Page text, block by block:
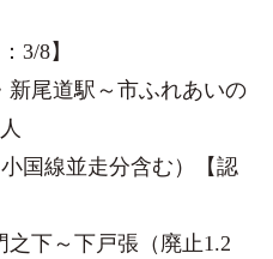
3/8】
新尾道駅～市ふれあいの
国線並走分含む）【認
下～下戸張（廃止1.2